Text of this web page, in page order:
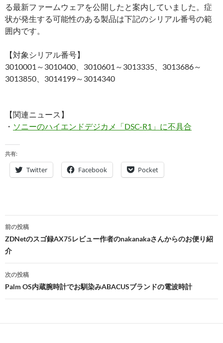
る最新ファームウェアを公開したと案内していました。症
状が発生する可能性のある製品は下記のシリアル番号の範
囲内です。
【対象シリアル番号】
3010001～3010400、3010601～3013335、3013686～
3013850、3014199～3014340
【関連ニュース】
・ ソニーのハイエンドデジカメ「DSC-R1」に不具合
共有:
Twitter Facebook Pocket
投
稿
ナ
ビ
ゲ
シ
前の投稿
ZDNetのスゴ録AX75レビュー作者のnakanakaさんからのお便り紹
介
次の投稿
Palm OS内蔵腕時計でお馴染みABACUSブランドの電波時計